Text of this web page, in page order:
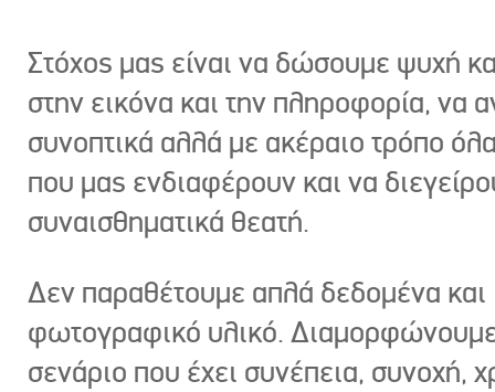
Στόχος μας είναι να δώσουμε ψυχή
στην εικόνα και την πληροφορία, να
συνοπτικά αλλά με ακέραιο τρόπο
που μας ενδιαφέρουν και να
συναισθηματικά θεατή.
Δεν παραθέτουμε απλά δεδομένα και
φωτογραφικό υλικό.
σενάριο που έχει συνέπεια, συνοχή,